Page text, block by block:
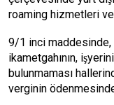
roaming hizmetleri
9/1 inci
ikametgahının,
bulunmaması
verginin